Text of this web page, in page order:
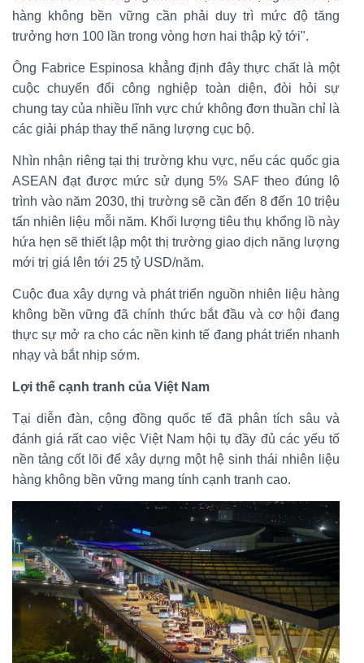
hàng không bền vững cần phải duy trì mức độ tăng
trưởng hơn 100 lần trong vòng hơn hai thập kỷ tới".
Ông Fabrice Espinosa khẳng định đây thực chất là một
cuộc chuyển đổi công nghiệp toàn diện, đòi hỏi sự
chung tay của nhiều lĩnh vực chứ không đơn thuần chỉ là
các giải pháp thay thế năng lượng cục bộ.
Nhìn nhận riêng tại thị trường khu vực, nếu các quốc gia
ASEAN đạt được mức sử dụng 5% SAF theo đúng lộ
trình vào năm 2030, thị trường sẽ cần đến 8 đến 10 triệu
tấn nhiên liệu mỗi năm. Khối lượng tiêu thụ khổng lồ này
hứa hẹn sẽ thiết lập một thị trường giao dịch năng lượng
mới trị giá lên tới 25 tỷ USD/năm.
Cuộc đua xây dựng và phát triển nguồn nhiên liệu hàng
không bền vững đã chính thức bắt đầu và cơ hội đang
thực sự mở ra cho các nền kinh tế đang phát triển nhanh
nhạy và bắt nhịp sớm.
Lợi thế cạnh tranh của Việt Nam
Tại diễn đàn, cộng đồng quốc tế đã phân tích sâu và
đánh giá rất cao việc Việt Nam hội tụ đầy đủ các yếu tố
nền tảng cốt lõi để xây dựng một hệ sinh thái nhiên liệu
hàng không bền vững mang tính cạnh tranh cao.